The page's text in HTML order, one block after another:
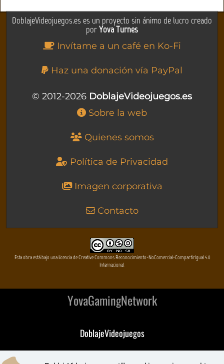
DoblajeVideojuegos.es es un proyecto sin ánimo de lucro creado
porYova Turnes
Invítame a un café en Ko-Fi
Haz una donación vía PayPal
© 2012-2026 DoblajeVideojuegos.es
Sobre la web
Quienes somos
Política de Privacidad
Imagen corporativa
Contacto
Esta obra está bajo una licencia de Creative Commons Reconocimiento-NoComercial-CompartirIgual 4.0
Internacional
YovaGamingNetwork
DoblajeVideojuegos